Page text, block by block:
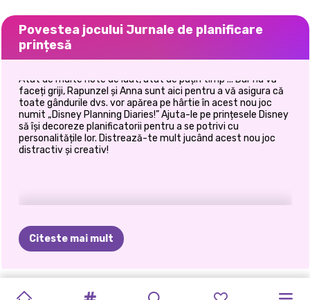
Povestea jocului Jurnale de planificare
prințesă
Atât de multe note de luat, atât de puțin timp ... Dar nu vă
faceți griji, Rapunzel și Anna sunt aici pentru a vă asigura că
toate gândurile dvs. vor apărea pe hârtie în acest nou joc
numit „Disney Planning Diaries!” Ajuta-le pe prințesele Disney
să își decoreze planificatorii pentru a se potrivi cu
personalitățile lor. Distrează-te mult jucând acest nou joc
distractiv și creativ!
Citeste mai mult
KARDASHIANS
PETRECEREA PRINCESSES
JURNALE JURNALE REZOLUȚIILE